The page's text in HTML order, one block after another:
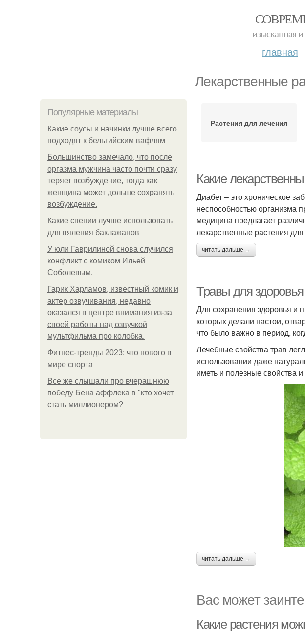
изысканная
главная
Лекарственные
Популярные материалы
Какие соусы и начинки лучше всего
подходят к бельгийским вафлям
Большинство замечало, что после
оргазма мужчина часто почти сразу
теряет возбуждение, тогда как
женщина может дольше сохранять
возбуждение.
Какие специи лучше использовать
для вяления баклажанов
У юли Гаврилиной снова случился
конфликт с комиком Ильей
Соболевым.
Гарик Харламов, известный комик и
актер озвучивания, недавно
оказался в центре внимания из-за
своей работы над озвучкой
мультфильма про колобка.
Фитнес-тренды 2023: что нового в
мире спорта
Все же слышали про вчерашнюю
победу Бена аффлека в "кто хочет
стать миллионером?
Растения для лечения
Какие
Диабет – это хроническое
неспособностью организма
медицина предлагает
лекарственные растения
читать дальше →
Травы для
Для сохранения здоровья и
которых делали настои,
что было важно в период,
Лечебные свойства трав
использовании даже
иметь и полезные свойства
читать дальше →
Вас может
Какие растения